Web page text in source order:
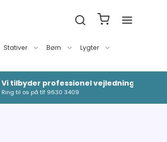
Stativer Børn
Lygter
Vi tilbyder professionel vejledning
Ring til os på tlf 9630 3409